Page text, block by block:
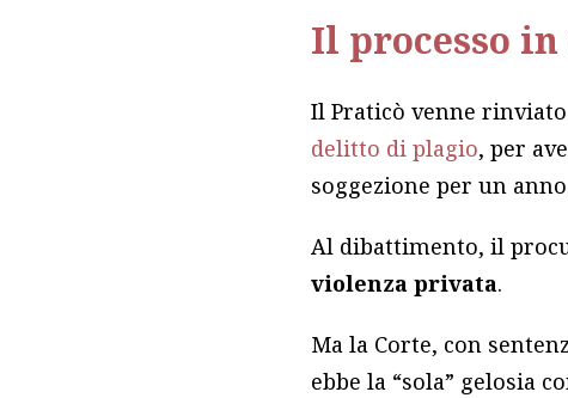
Il processo in
Il Praticò venne
delitto di plagio, per
soggezione per un
Al dibattimento, il
violenza privata.
Ma la Corte, con
ebbe la “sola” gelosia